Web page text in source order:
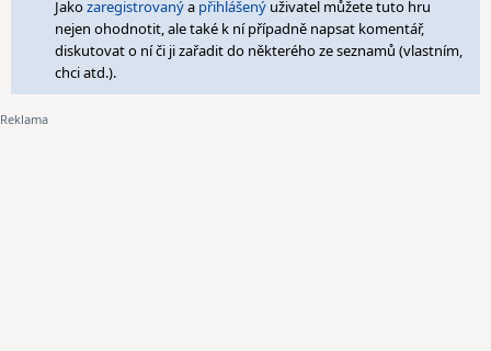
Jakozaregistrovanýa přihlášený uživatel můžete tuto hru
nejen ohodnotit, ale také k ní případně napsat komentář,
diskutovat o ní či ji zařadit do některého ze seznamů (vlastním,
chci atd.).